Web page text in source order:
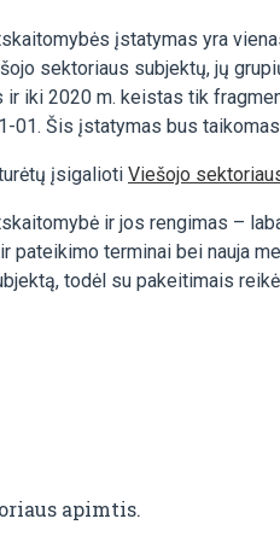
įstatymas yra
sektoriaus subjektų, jų
iki 2020 m. keistas tik
01. Šis įstatymas bus
įsigalioti Viešojo
ir jos rengimas –
pateikimo terminai bei nauja
todėl su pakeitimais
apimtis.